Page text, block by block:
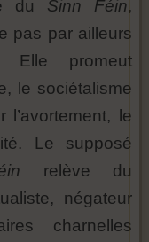
du Sinn Féin,
pas par ailleurs
Elle promeut
le sociétalisme
le
Le supposé
relève du
négateur
charnelles